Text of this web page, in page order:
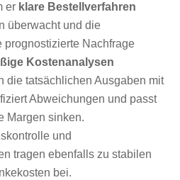
er klare Bestellverfahren
überwacht und die
prognostizierte Nachfrage
Kostenanalysen
die tatsächlichen Ausgaben mit
Abweichungen und passt
Margen sinken.
und
tragen ebenfalls zu stabilen
bei.